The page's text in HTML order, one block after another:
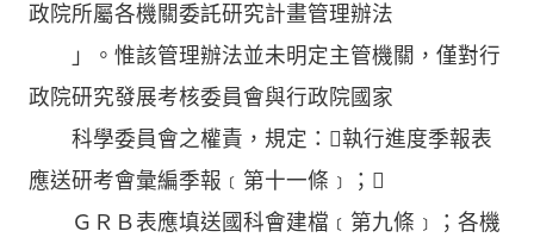
政院所屬各機關委託研究計畫管理辦法
」。惟該管理辦法並未明定主管機關，僅對行
政院研究發展考核委員會與行政院國家
科學委員會之權責，規定：執行進度季報表
應送研考會彙編季報﹝第十一條﹞；
ＧＲＢ表應填送國科會建檔﹝第九條﹞；各機